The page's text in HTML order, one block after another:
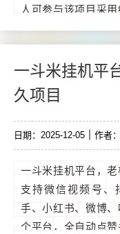
人可参与该项目采用
玩法，装备全靠打
投入，散人也能快
过每天花费1-2小时
即可不断积攒游戏资
一斗米挂机平
久项目
日期：2025-12-05 作者
一斗米挂机平台，老
支持微信视频号、
手、小红书、微博
个平台，全自动点赞